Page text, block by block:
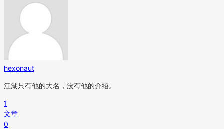
hexonaut
江湖只有他的大名，没有他的介绍。
1
文章
0